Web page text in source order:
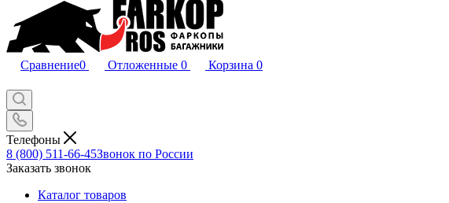
Сравнение0 Отложенные 0 Корзина 0
Телефоны
8 (800) 511-66-45Звонок по России
Заказать звонок
Каталог товаров